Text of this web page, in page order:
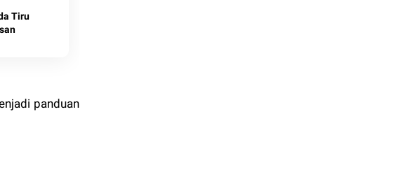
Tiru
panduan